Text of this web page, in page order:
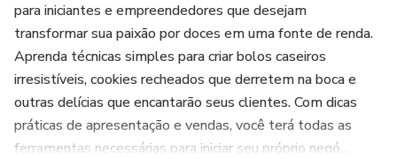
para iniciantes e empreendedores que desejam
transformar sua paixão por doces em uma fonte de renda.
Aprenda técnicas simples para criar bolos caseiros
irresistíveis, cookies recheados que derretem na boca e
outras delícias que encantarão seus clientes. Com dicas
práticas de apresentação e vendas, você terá todas as
ferramentas necessárias para iniciar seu próprio negó...